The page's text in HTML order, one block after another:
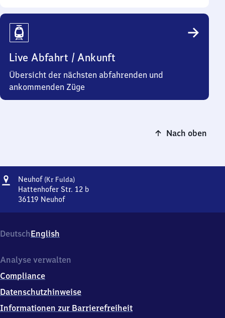
Live Abfahrt / Ankunft
Übersicht der nächsten abfahrenden und
ankommenden Züge
Nach oben
Adresse
Neuhof (Kr Fulda)Neuhof
(Kreis
Hattenhofer Str. 12 b
36119 Neuhof
Fulda),
Hattenhofer
12
3
6
1
DeutschEnglish
Analyse verwalten
Compliance
Datenschutzhinweise
Informationen zur Barrierefreiheit